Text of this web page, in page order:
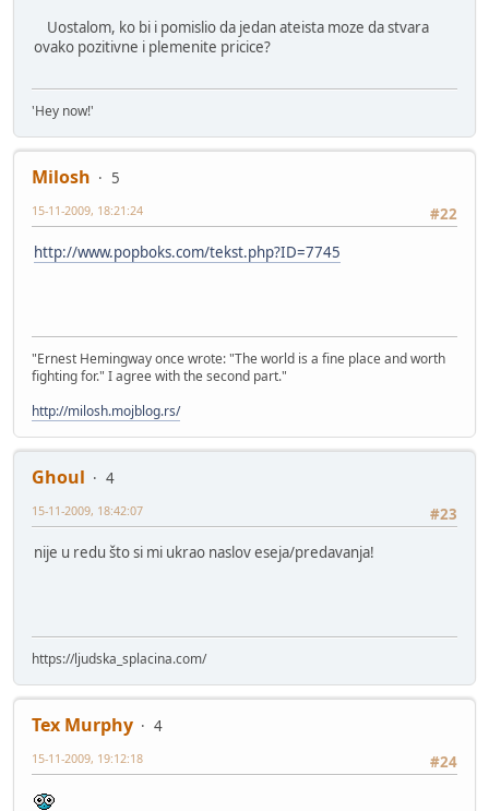
Uostalom, ko bi i pomislio da jedan ateista moze da stvara
ovako pozitivne i plemenite pricice?
'Hey now!'
Milosh
5
#22
15-11-2009, 18:21:24
http://www.popboks.com/tekst.php?ID=7745
"Ernest Hemingway once wrote: "The world is a fine place and worth
fighting for." I agree with the second part."
http://milosh.mojblog.rs/
Ghoul
4
#23
15-11-2009, 18:42:07
nije u redu što si mi ukrao naslov eseja/predavanja!
https://ljudska_splacina.com/
Tex Murphy
4
#24
15-11-2009, 19:12:18